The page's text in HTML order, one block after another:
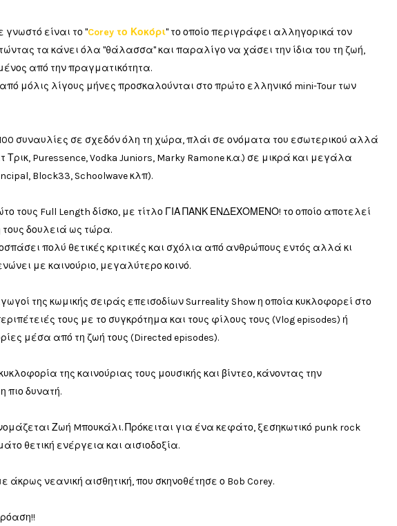
γνωστό είναι το "Corey το Κοκόρι" το οποίο περιγράφει αλληγορικά τον
τα κάνει όλα "θάλασσα" και παραλίγο να χάσει την ίδια του τη ζωή,
από την πραγματικότητα.
μόλις λίγους μήνες προσκαλούνται στο πρώτο ελληνικό mini-Tour των
συναυλίες σε σχεδόν όλη τη χώρα, πλάι σε ονόματα του εσωτερικού αλλά
Τρικ, Puressence, Vodka Juniors, Marky Ramone κ.α.) σε μικρά και μεγάλα
Block33, Schoolwave κλπ).
τους Full Length δίσκο, με τίτλο ΓΙΑ ΠΑΝΚ ΕΝΔΕΧΟΜΕΝΟ! το οποίο αποτελεί
τους δουλειά ως τώρα.
πολύ θετικές κριτικές και σχόλια από ανθρώπους εντός αλλά κι
με καινούριο, μεγαλύτερο κοινό.
της κωμικής σειράς επεισοδίων Surreality Show η οποία κυκλοφορεί στο
τους με το συγκρότημα και τους φίλους τους (Vlog episodes) ή
μέσα από τη ζωή τους (Directed episodes).
της καινούριας τους μουσικής και βίντεο, κάνοντας την
πιο δυνατή.
Ζωή Mπουκάλι. Πρόκειται για ένα κεφάτο, ξεσηκωτικό punk rock
θετική ενέργεια και αισιοδοξία.
άκρως νεανική αισθητική, που σκηνοθέτησε ο Bob Corey.